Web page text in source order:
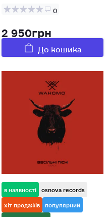
0
2 950грн
До кошика
в наявності osnova records
хіт продажів популярний